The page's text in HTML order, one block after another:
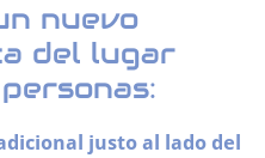
nuevo
del lugar
justo al lado del